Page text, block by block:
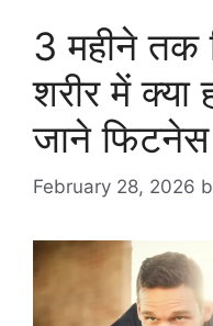
3 महीने तक
शरीर में
जाने फिटनेस
February 28, 2026